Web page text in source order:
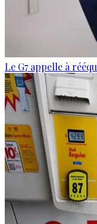
Le G7 appelle à